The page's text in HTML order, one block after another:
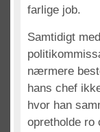
farlige job.
Samtidigt
nærmere
hans chef
hvor han
opretholde ro